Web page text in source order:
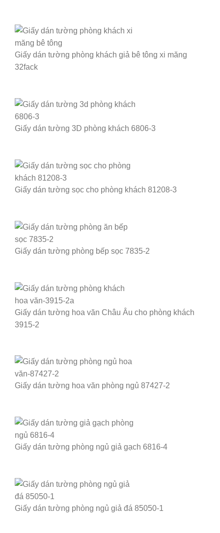
Giấy dán tường phòng khách giả bê tông xi măng
32fack
Giấy dán tường 3D phòng khách 6806-3
Giấy dán tường sọc cho phòng khách 81208-3
Giấy dán tường phòng bếp sọc 7835-2
Giấy dán tường hoa văn Châu Âu cho phòng khách
3915-2
Giấy dán tường hoa văn phòng ngủ 87427-2
Giấy dán tường phòng ngủ giả gạch 6816-4
Giấy dán tường phòng ngủ giả đá 85050-1